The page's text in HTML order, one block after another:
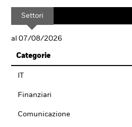
Settori
al 07/08/2026
Categorie
Finanziari
Comunicazione